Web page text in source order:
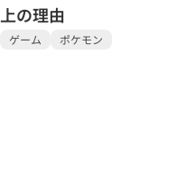
上の理由
ゲーム ポケモン